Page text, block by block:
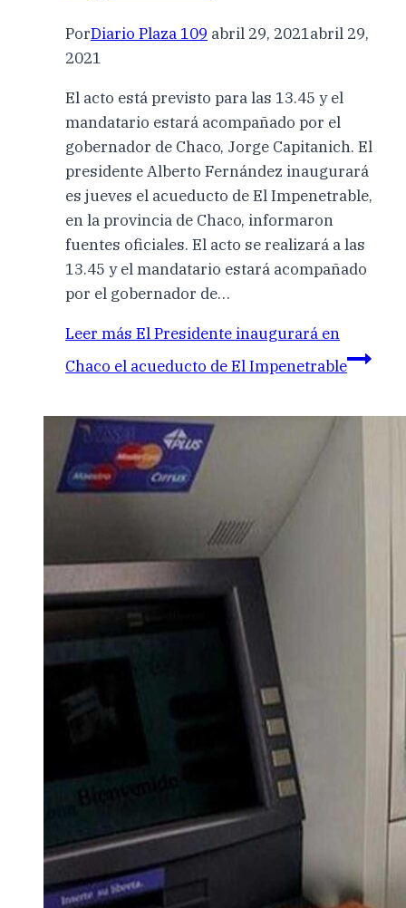
PorDiario Plaza 109 abril 29, 2021abril 29,
2021
El acto está previsto para las 13.45 y el
mandatario estará acompañado por el
gobernador de Chaco, Jorge Capitanich. El
presidente Alberto Fernández inaugurará
es jueves el acueducto de El Impenetrable,
en la provincia de Chaco, informaron
fuentes oficiales. El acto se realizará a las
13.45 y el mandatario estará acompañado
por el gobernador de…
Leer más El Presidente inaugurará en
Chaco el acueducto de El Impenetrable